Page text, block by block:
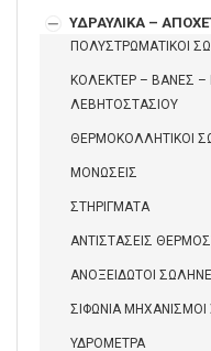
ΥΔΡΑΥΛΙΚΑ –
ΠΟΛΥΣΤΡΩΜΑΤΙΚΟΙ
ΚΟΛΕΚΤΕΡ – ΒΑΝΕΣ
ΛΕΒΗΤΟΣΤΑΣΙΟΥ
ΘΕΡΜΟΚΟΛΛΗΤΙΚΟΙ
ΜΟΝΩΣΕΙΣ
ΣΤΗΡΙΓΜΑΤΑ
ΑΝΤΙΣΤΑΣΕΙΣ
ΑΝΟΞΕΙΔΩΤΟΙ
ΣΙΦΩΝΙΑ ΜΗΧΑΝΙΣΜΟΙ
ΥΔΡΟΜΕΤΡΑ